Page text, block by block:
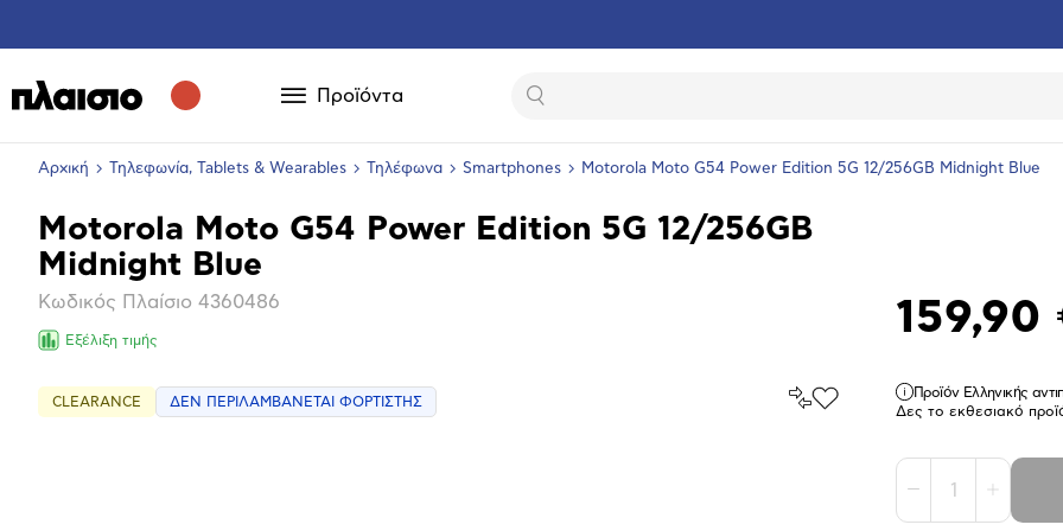
Προϊόντα Αναζήτηση
Αρχική Τηλεφωνία, Tablets & Wearables Τηλέφωνα Smartphones Motorola Moto G54 Power Edition 5G 12/256GB Midnight Blue
Βασικά
χαρακτηριστικά
Motorola Moto G54 Power Edition 5G 12/256GB
Midnight Blue
Κωδικός Πλαίσιο 4360486
Εξέλιξη τιμής
CLEARANCE ΔΕΝ ΠΕΡΙΛΑΜΒΑΝΕΤΑΙ ΦΟΡΤΙΣΤΗΣ
Σύγκρινέ
Προσθήκη
159,90
Προϊόν Ελληνικής
Δες το εκθεσιακό
1